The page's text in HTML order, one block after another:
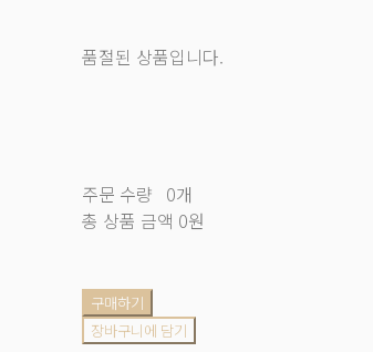
품절된 상품입니다.
주문 수량 0개
총 상품 금액 0원
구매하기
장바구니에 담기